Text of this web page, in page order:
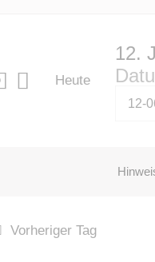
Heute
12.
Vorheriger Tag